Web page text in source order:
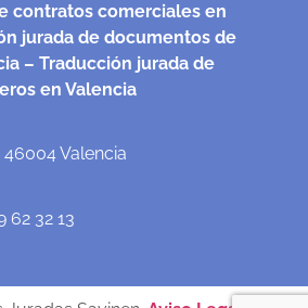
contratos comerciales en
jurada de documentos de
– Traducción jurada de
en Valencia
Valencia
62 32 13